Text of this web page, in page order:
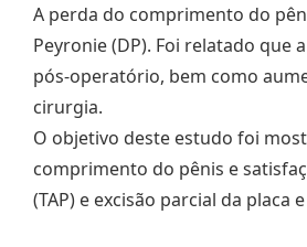
A perda do comprimento do
Peyronie (DP). Foi relatado que
pós-operatório, bem como
cirurgia.
O objetivo deste estudo foi
comprimento do pênis e
(TAP) e excisão parcial da placa